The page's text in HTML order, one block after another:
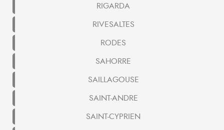
RIGARDA
RIVESALTES
RODES
SAHORRE
SAILLAGOUSE
SAINT-ANDRE
SAINT-CYPRIEN